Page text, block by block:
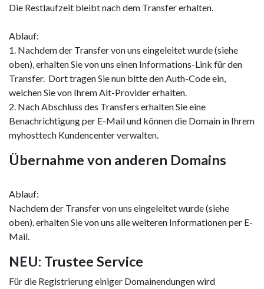
Die Restlaufzeit bleibt nach dem Transfer erhalten.
Ablauf:
1. Nachdem der Transfer von uns eingeleitet wurde (siehe
oben), erhalten Sie von uns einen Informations-Link für den
Transfer. Dort tragen Sie nun bitte den Auth-Code ein,
welchen Sie von Ihrem Alt-Provider erhalten.
2. Nach Abschluss des Transfers erhalten Sie eine
Benachrichtigung per E-Mail und können die Domain in Ihrem
myhosttech Kundencenter verwalten.
Übernahme von anderen Domains
Ablauf:
Nachdem der Transfer von uns eingeleitet wurde (siehe
oben), erhalten Sie von uns alle weiteren Informationen per E-
Mail.
NEU: Trustee Service
Für die Registrierung einiger Domainendungen wird